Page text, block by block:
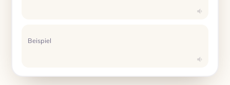
Beispiel